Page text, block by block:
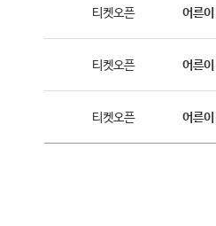
티켓오픈 어른이
티켓오픈 어른이
티켓오픈 어른이